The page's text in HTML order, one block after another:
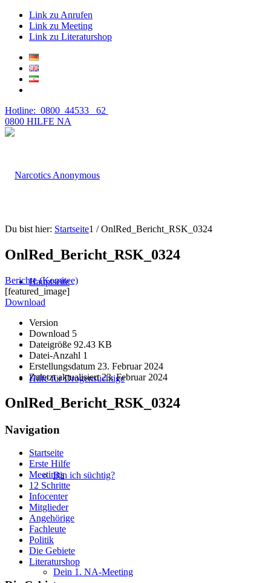
Link zu Anrufen
Link zu Meeting
Link zu Literaturshop
Hotline: 0800 44533 62
0800 HILFE NA
Hauptseite
Hilfe für Drogensüchtige
Bin ich süchtig?
Dein 1. NA-Meeting
Du bist hier: Startseite1 / OnlRed_Bericht_RSK_0324
OnlRed_Bericht_RSK_0324
Berichte (Komitee)
[featured_image]
Download
Version
Download 5
Dateigröße 92.43 KB
Datei-Anzahl 1
Erstellungsdatum 23. Februar 2024
Zuletzt aktualisiert23. Februar 2024
OnlRed_Bericht_RSK_0324
Navigation
Startseite
Erste Hilfe
Meetings
12 Schritte
Infocenter
Mitglieder
Angehörige
Fachleute
Politik
Die Gebiete
Literaturshop